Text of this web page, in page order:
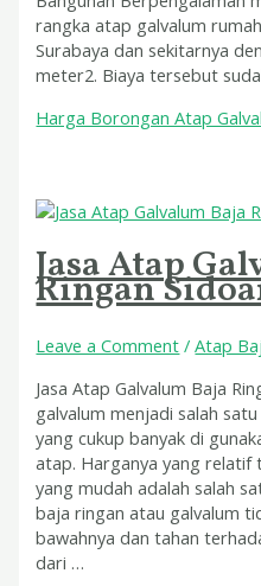
rangka atap galvalum
Surabaya dan sekitarnya
meter2. Biaya tersebut
Harga Borongan Atap
Jasa Atap
Ringan
Leave a Comment /Atap
Jasa Atap Galvalum Baja
galvalum menjadi salah
yang cukup banyak di
atap. Harganya yang relatif
yang mudah adalah salah
baja ringan atau galvalum
bawahnya dan tahan
dari …